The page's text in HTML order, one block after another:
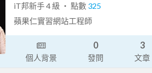
iT邦新手 4 級 ‧ 點數 325
蘋果仁實習網站工程師
個人背景
0
發問
3
文章